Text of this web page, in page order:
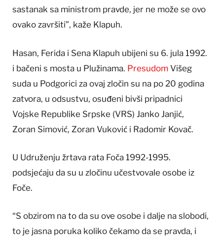
sastanak sa ministrom pravde, jer ne može se ovo
ovako završiti”, kaže Klapuh.
Hasan, Ferida i Sena Klapuh ubijeni su 6. jula 1992.
i bačeni s mosta u Plužinama. Presudom Višeg
suda u Podgorici za ovaj zločin su na po 20 godina
zatvora, u odsustvu, osuđeni bivši pripadnici
Vojske Republike Srpske (VRS) Janko Janjić,
Zoran Simović, Zoran Vuković i Radomir Kovač.
U Udruženju žrtava rata Foča 1992-1995.
podsjećaju da su u zločinu učestvovale osobe iz
Foče.
“S obzirom na to da su ove osobe i dalje na slobodi,
to je jasna poruka koliko čekamo da se pravda, i